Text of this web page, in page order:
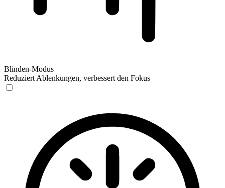
Blinden-Modus
Reduziert Ablenkungen, verbessert den Fokus